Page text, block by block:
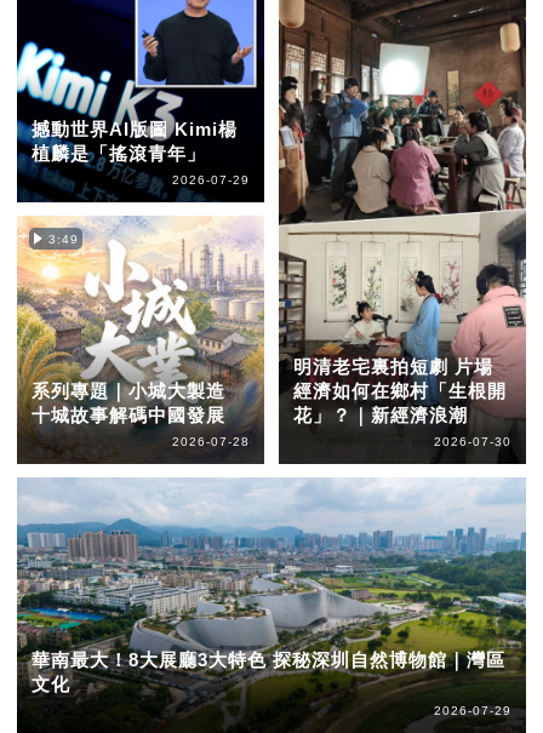
撼動世界AI版圖 Kimi楊
植麟是「搖滾青年」
2026-07-29
3:49
系列專題｜小城大製造
十城故事解碼中國發展
2026-07-28
明清老宅裏拍短劇 片場
經濟如何在鄉村「生根開
花」？｜新經濟浪潮
2026-07-30
華南最大！8大展廳3大特色 探秘深圳自然博物館｜灣區
文化
2026-07-29